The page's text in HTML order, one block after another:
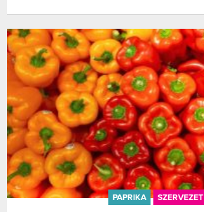
PAPRIKA SZERVEZET